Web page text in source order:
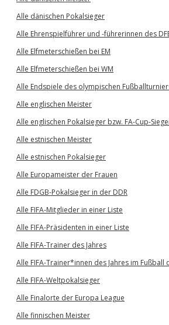
Alle dänischen Pokalsieger
Alle Ehrenspielführer und -führerinnen des
Alle Elfmeterschießen bei EM
Alle Elfmeterschießen bei WM
Alle Endspiele des olympischen
Alle englischen Meister
Alle englischen Pokalsieger bzw. FA-Cup-
Alle estnischen Meister
Alle estnischen Pokalsieger
Alle Europameister der Frauen
Alle FDGB-Pokalsieger in der DDR
Alle FIFA-Mitglieder in einer Liste
Alle FIFA-Präsidenten in einer Liste
Alle FIFA-Trainer des Jahres
Alle FIFA-Trainer*innen des Jahres im Fußball
Alle FIFA-Weltpokalsieger
Alle Finalorte der Europa League
Alle finnischen Meister